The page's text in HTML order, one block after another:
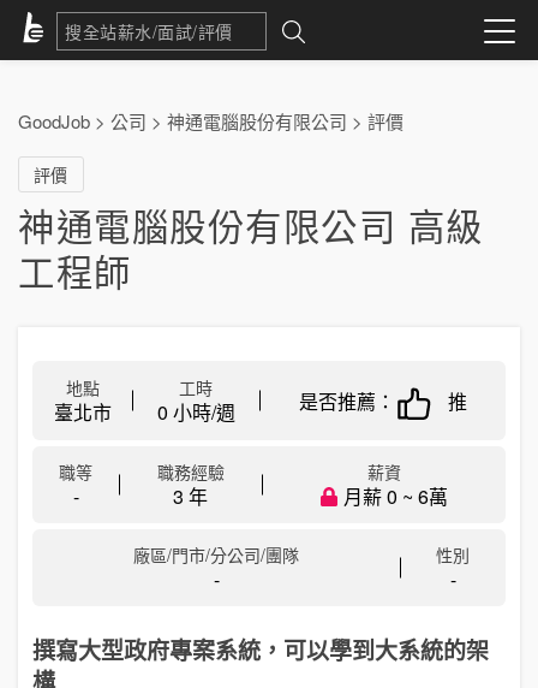
GoodJob > 公司 > 神通電腦股份有限公司 > 評價
評價
神通電腦股份有限公司 高級
工程師
地點
臺北市
工時
0 小時/週 是否推薦： 推
職等
-
職務經驗
3 年
薪資
月薪 0 ~ 6萬
廠區/門市/分公司/團隊
-
性別
-
撰寫大型政府專案系統，可以學到大系統的架
構